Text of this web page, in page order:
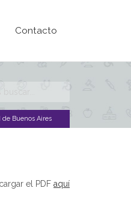
Contacto
de
Buenos Aires
el PDF aquí